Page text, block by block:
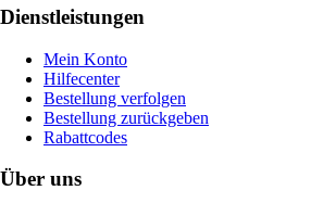
Dienstleistungen
Mein Konto
Hilfecenter
Bestellung verfolgen
Bestellung zurückgeben
Rabattcodes
Über uns